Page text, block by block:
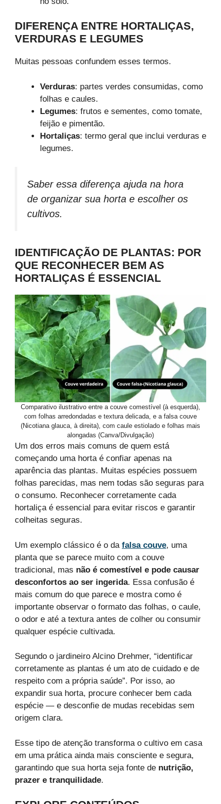
DIFERENÇA ENTRE HORTALIÇAS,
VERDURAS E LEGUMES
Muitas pessoas confundem esses termos.
Verduras: partes verdes consumidas, como
folhas e caules.
Legumes: frutos e sementes, como tomate,
feijão e pimentão.
Hortaliças: termo geral que inclui verduras e
legumes.
Saber essa diferença ajuda na hora
de organizar sua horta e escolher os
cultivos.
IDENTIFICAÇÃO DE PLANTAS: POR
QUE RECONHECER BEM AS
HORTALIÇAS É ESSENCIAL
Comparativo ilustrativo entre a couve comestível (à esquerda),
com folhas arredondadas e textura delicada, e a falsa couve
(Nicotiana glauca, à direita), com caule estiolado e folhas mais
alongadas (Canva/Divulgação)
Um dos erros mais comuns de quem está
começando uma horta é confiar apenas na
aparência das plantas. Muitas espécies possuem
folhas parecidas, mas nem todas são seguras para
o consumo. Reconhecer corretamente cada
hortaliça é essencial para evitar riscos e garantir
colheitas seguras.
Um exemplo clássico é o da falsa couve, uma
planta que se parece muito com a couve
tradicional, mas não é comestível e pode causar
desconfortos ao ser ingerida. Essa confusão é
mais comum do que parece e mostra como é
importante observar o formato das folhas, o caule,
o odor e até a textura antes de colher ou consumir
qualquer espécie cultivada.
Segundo o jardineiro Alcino Drehmer, “identificar
corretamente as plantas é um ato de cuidado e de
respeito com a própria saúde”. Por isso, ao
expandir sua horta, procure conhecer bem cada
espécie — e desconfie de mudas recebidas sem
origem clara.
Esse tipo de atenção transforma o cultivo em casa
em uma prática ainda mais consciente e segura,
garantindo que sua horta seja fonte de nutrição,
prazer e tranquilidade.